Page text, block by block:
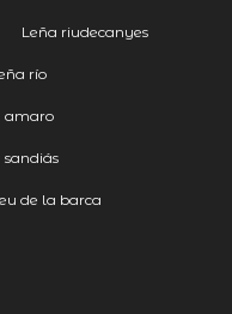
Leña riudecanyes
río
amaro
sandiás
de la barca